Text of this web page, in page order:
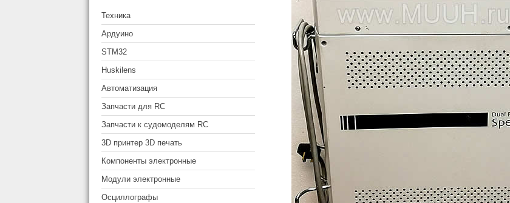
Техника
Ардуино
STM32
Huskilens
Автоматизация
Запчасти для RC
Запчасти к судомоделям RC
3D принтер 3D печать
Компоненты электронные
Модули электронные
Осциллографы